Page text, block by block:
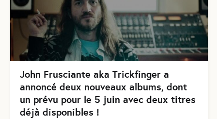
John Frusciante aka Trickfinger a
annoncé deux nouveaux albums, dont
un prévu pour le 5 juin avec deux titres
déjà disponibles !